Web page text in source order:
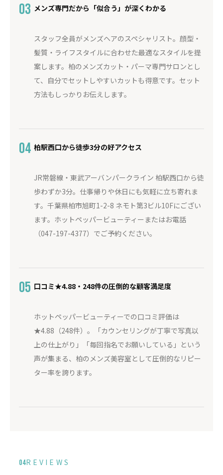
03 メンズ専門だから「似合う」が深くわかる
スタッフ全員がメンズヘアのスペシャリスト。顔型・
髪質・ライフスタイルに合わせた最適なスタイルを提
案します。柏のメンズカット・パーマ専門サロンとし
て、自分でセットしやすいカットも得意です。セット
方法もしっかりお伝えします。
04 柏駅西口から徒歩3分の好アクセス
JR常磐線・東武アーバンパークライン 柏駅西口から徒
歩わずか3分。仕事帰りや休日にも気軽に立ち寄れま
す。千葉県柏市旭町1-2-8 ネモト第3ビル10Fにござい
ます。ホットペッパービューティーまたはお電話
（047-197-4377）でご予約ください。
05 口コミ★4.88・248件の圧倒的な顧客満足度
ホットペッパービューティーでの口コミ評価は
★4.88（248件）。「カウンセリングが丁寧で写真以
上の仕上がり」「毎回指名でお願いしている」という
声が集まる、柏のメンズ美容室として圧倒的なリピー
ター率を誇ります。
04REVIEWS